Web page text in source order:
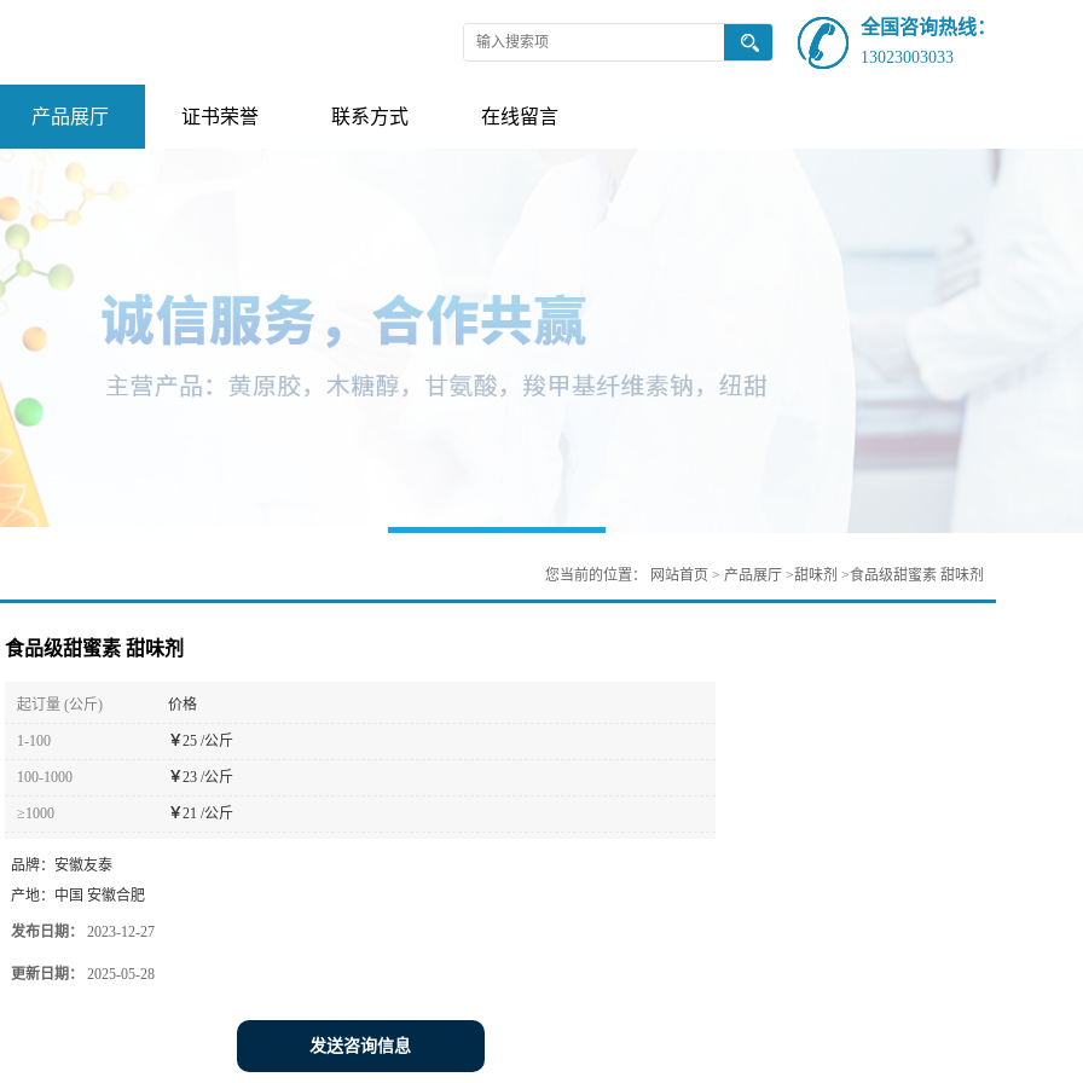
全国咨询热线：
13023003033
产品展厅 证书荣誉 联系方式 在线留言
您当前的位置： 网站首页 > 产品展厅 >甜味剂 >食品级甜蜜素 甜味剂
食品级甜蜜素 甜味剂
起订量 (公斤) 价格
1-100 ￥25 /公斤
100-1000 ￥23 /公斤
≥1000 ￥21 /公斤
品牌： 安徽友泰
产地： 中国 安徽合肥
发布日期： 2023-12-27
更新日期： 2025-05-28
发送咨询信息